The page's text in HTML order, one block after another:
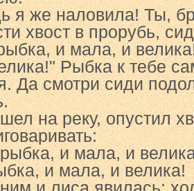
я же наловила! Ты,
хвост в прорубь,
и мала, и
Рыбка к тебе
Да смотри сиди
на реку, опустил
и мала, и
и мала, и велика!